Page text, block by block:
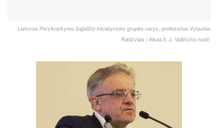
Lietuvos Persitvarkymo Sąjūdžio iniciatyvinės grupės narys, profesorius Vytautas
Radžvilas | Alkas.lt, J. Vaiškūno nuotr.